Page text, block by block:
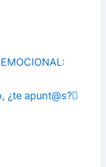
¿te apunt@s?